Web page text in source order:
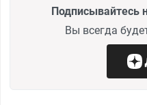
Подписывайтесь
Вы всегда